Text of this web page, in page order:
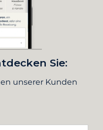
Sie:
unserer Kunden